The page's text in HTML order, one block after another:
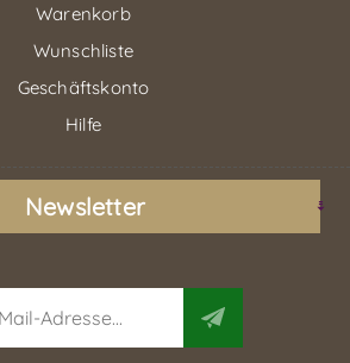
Warenkorb
Wunschliste
Geschäftskonto
Hilfe
Newsletter